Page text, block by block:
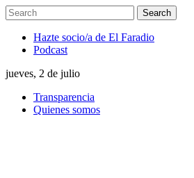
Hazte socio/a de El Faradio
Podcast
jueves, 2 de julio
Transparencia
Quienes somos